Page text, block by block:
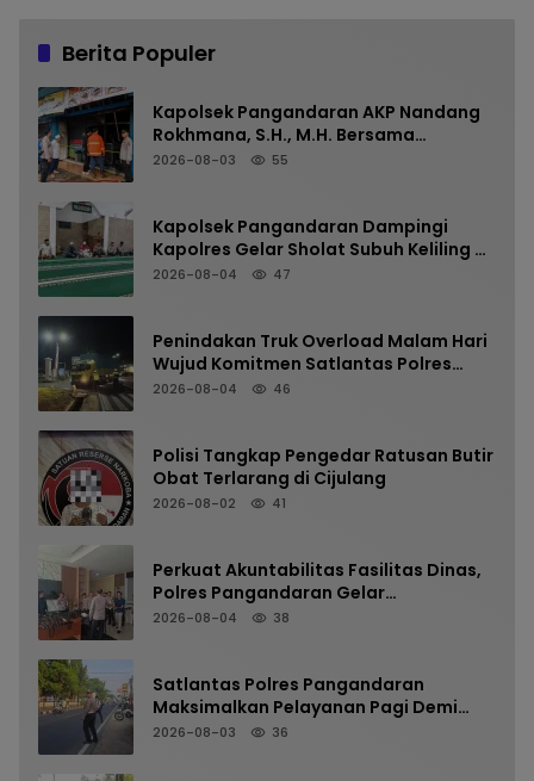
Berita Populer
Kapolsek Pangandaran AKP Nandang
Rokhmana, S.H., M.H. Bersama
Anggota Cek TKP Kebakaran Ruko
2026-08-03 55
Kapolsek Pangandaran Dampingi
Kapolres Gelar Sholat Subuh Keliling di
Masjid Jami Al-Furqon, Pererat
2026-08-04 47
Penindakan Truk Overload Malam Hari
Wujud Komitmen Satlantas Polres
Pangandaran Menjaga Keselamatan
2026-08-04 46
Polisi Tangkap Pengedar Ratusan Butir
Obat Terlarang di Cijulang
2026-08-02 41
Perkuat Akuntabilitas Fasilitas Dinas,
Polres Pangandaran Gelar
Pemeriksaan Senpi Berkala
2026-08-04 38
Satlantas Polres Pangandaran
Maksimalkan Pelayanan Pagi Demi
Kelancaran Arus Kendaraan
2026-08-03 36